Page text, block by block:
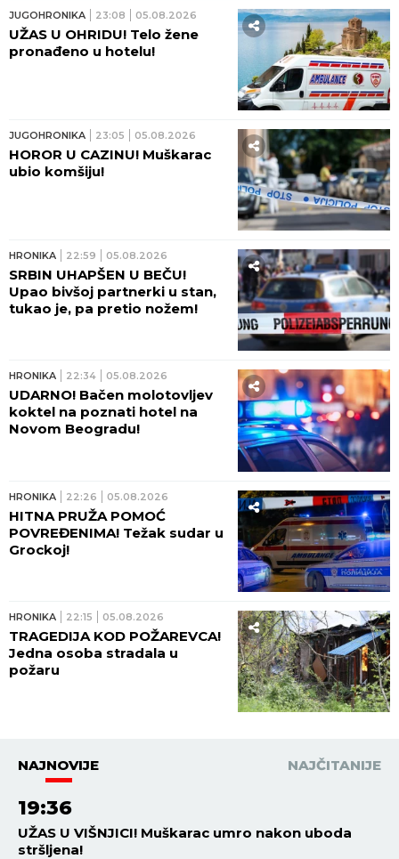
JUGOHRONIKA 23:08 05.08.2026
UŽAS U OHRIDU! Telo žene
pronađeno u hotelu!
JUGOHRONIKA 23:05 05.08.2026
HOROR U CAZINU! Muškarac
ubio komšiju!
HRONIKA 22:59 05.08.2026
SRBIN UHAPŠEN U BEČU!
Upao bivšoj partnerki u stan,
tukao je, pa pretio nožem!
HRONIKA 22:34 05.08.2026
UDARNO! Bačen molotovljev
koktel na poznati hotel na
Novom Beogradu!
HRONIKA 22:26 05.08.2026
HITNA PRUŽA POMOĆ
POVREĐENIMA! Težak sudar u
Grockoj!
HRONIKA 22:15 05.08.2026
TRAGEDIJA KOD POŽAREVCA!
Jedna osoba stradala u
požaru
NAJNOVIJE NAJČITANIJE
19:36
UŽAS U VIŠNJICI! Muškarac umro nakon uboda
stršljena!